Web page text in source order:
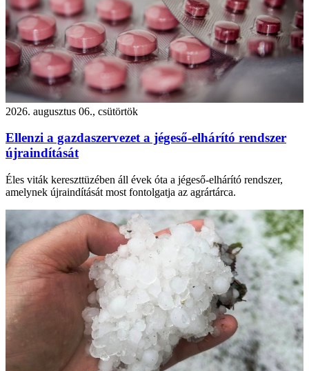
2026. augusztus 06., csütörtök
Ellenzi a gazdaszervezet a jégeső-elhárító rendszer
újraindítását
Éles viták kereszttüzében áll évek óta a jégeső-elhárító rendszer,
amelynek újraindítását most fontolgatja az agrártárca.